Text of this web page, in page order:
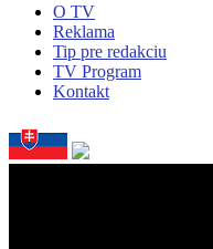
O TV
Reklama
Tip pre redakciu
TV Program
Kontakt